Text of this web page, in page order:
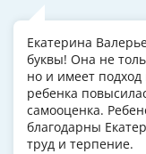
Екатерина
буквы! Она не
но и имеет
ребенка
самооценка.
благодарны
труд и терпение.